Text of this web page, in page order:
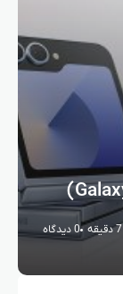
7 دقیقه 0 دیدگاه